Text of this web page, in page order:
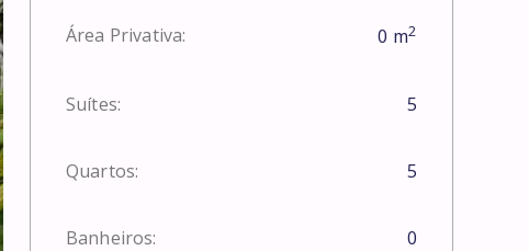
Área Privativa: 0 m2
Suítes: 5
Quartos: 5
Banheiros: 0